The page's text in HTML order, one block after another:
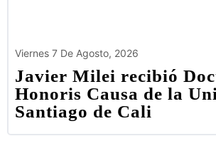
Viernes 7 De Agosto, 2026
Javier Milei recibió
Honoris Causa de la
Santiago de Cali